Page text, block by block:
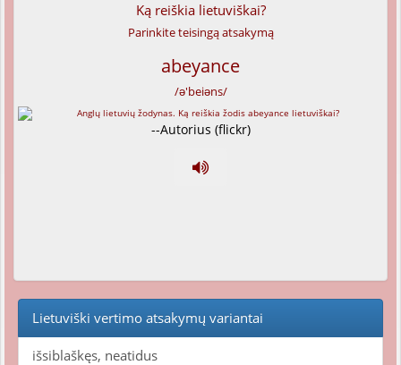
Ką reiškia lietuviškai?
Parinkite teisingą atsakymą
abeyance
/ə'beiəns/
--Autorius (flickr)
Lietuviški vertimo atsakymų variantai
išsiblaškęs, neatidus